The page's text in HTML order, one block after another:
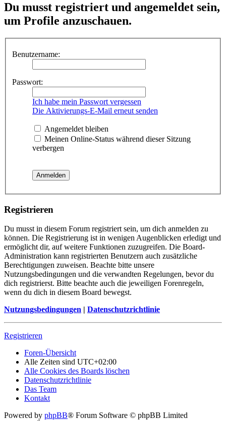
Du musst registriert und angemeldet sein,
um Profile anzuschauen.
Benutzername:
Passwort:
Ich habe mein Passwort vergessen
Die Aktivierungs-E-Mail erneut senden
Angemeldet bleiben
Meinen Online-Status während dieser Sitzung
verbergen
Registrieren
Du musst in diesem Forum registriert sein, um dich anmelden zu
können. Die Registrierung ist in wenigen Augenblicken erledigt und
ermöglicht dir, auf weitere Funktionen zuzugreifen. Die Board-
Administration kann registrierten Benutzern auch zusätzliche
Berechtigungen zuweisen. Beachte bitte unsere
Nutzungsbedingungen und die verwandten Regelungen, bevor du
dich registrierst. Bitte beachte auch die jeweiligen Forenregeln,
wenn du dich in diesem Board bewegst.
Nutzungsbedingungen | Datenschutzrichtlinie
Registrieren
Foren-Übersicht
Alle Zeiten sind UTC+02:00
Alle Cookies des Boards löschen
Datenschutzrichtlinie
Das Team
Kontakt
Powered by phpBB® Forum Software © phpBB Limited